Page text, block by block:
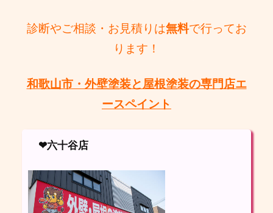
診断やご相談・お見積りは無料で行ってお
ります！
和歌山市・外壁塗装と屋根塗装の専門店エ
ースペイント
❤六十谷店